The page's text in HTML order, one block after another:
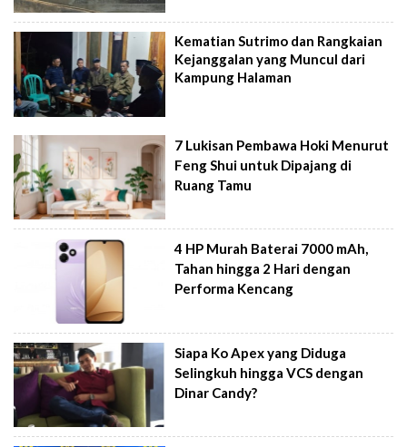
Kematian Sutrimo dan Rangkaian
Kejanggalan yang Muncul dari
Kampung Halaman
7 Lukisan Pembawa Hoki Menurut
Feng Shui untuk Dipajang di
Ruang Tamu
4 HP Murah Baterai 7000 mAh,
Tahan hingga 2 Hari dengan
Performa Kencang
Siapa Ko Apex yang Diduga
Selingkuh hingga VCS dengan
Dinar Candy?